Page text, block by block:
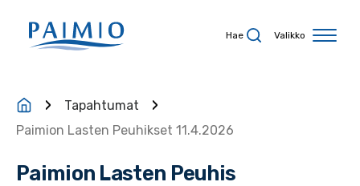
Hae Valikko
Tapahtumat
Paimion Lasten Peuhikset 11.4.2026
Paimion Lasten Peuhis